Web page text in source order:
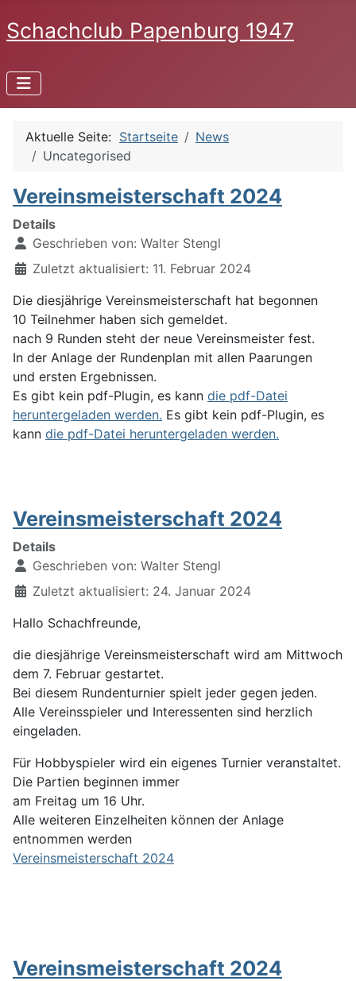
Schachclub Papenburg 1947
Aktuelle Seite: Startseite
News
Uncategorised
Vereinsmeisterschaft 2024
Details
Geschrieben von: Walter Stengl
Zuletzt aktualisiert: 11. Februar 2024
Die diesjährige Vereinsmeisterschaft hat begonnen
10 Teilnehmer haben sich gemeldet.
nach 9 Runden steht der neue Vereinsmeister fest.
In der Anlage der Rundenplan mit allen Paarungen
und ersten Ergebnissen.
Es gibt kein pdf-Plugin, es kann die pdf-Datei
heruntergeladen werden. Es gibt kein pdf-Plugin, es
kann die pdf-Datei heruntergeladen werden.
Vereinsmeisterschaft 2024
Details
Geschrieben von: Walter Stengl
Zuletzt aktualisiert: 24. Januar 2024
Hallo Schachfreunde,
die diesjährige Vereinsmeisterschaft wird am Mittwoch
dem 7. Februar gestartet.
Bei diesem Rundenturnier spielt jeder gegen jeden.
Alle Vereinsspieler und Interessenten sind herzlich
eingeladen.
Für Hobbyspieler wird ein eigenes Turnier veranstaltet.
Die Partien beginnen immer
am Freitag um 16 Uhr.
Alle weiteren Einzelheiten können der Anlage
entnommen werden
Vereinsmeisterschaft 2024
Vereinsmeisterschaft 2024